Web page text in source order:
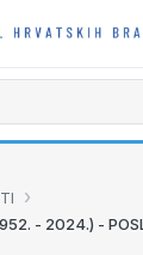
›
- 2024.) -